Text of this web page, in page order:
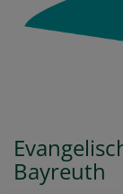
Bayreuth